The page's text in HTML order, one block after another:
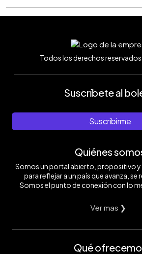
Todos los derechos
Suscríbete al
Suscribirme
Quiénes
Somos un portal abierto, propositivo
para reflejar a un país que avanza, se
Somos el punto de conexión con lo
Ver mas ❯
Qué